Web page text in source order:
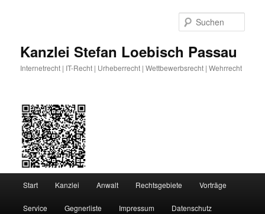
Kanzlei Stefan Loebisch Passau
Internetrecht | IT-Recht | Urheberrecht | Wettbewerbsrecht | Wehrrecht
Start Kanzlei Anwalt Rechtsgebiete Vorträge
Service Gegnerliste Impressum Datenschutz